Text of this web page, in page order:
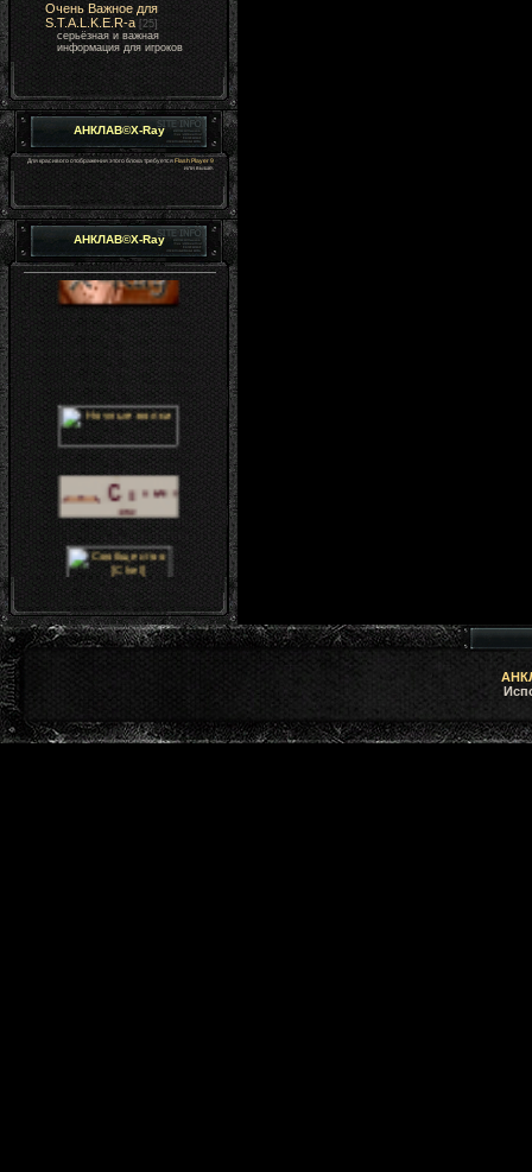
Очень Важное для
S.T.A.L.K.E.R-а [25]
серьёзная и важная
информация для игроков
АНКЛАВ©X-Ray
Для красивого отображения этого блока требуетсяFlash Player 9
или выше.
АНКЛАВ©X-Ray